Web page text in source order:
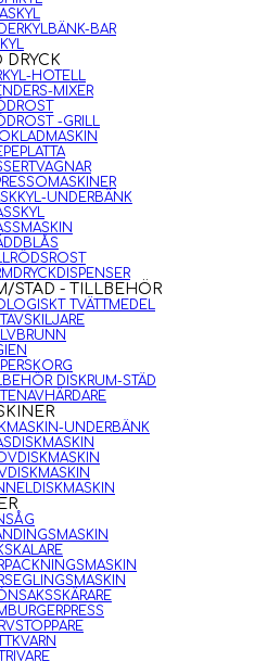
BAR
DRYCK
HOTELL
MIXER
-GRILL
UNDERBÄNK
STÄD - TILLBEHÖR
TVÄTTMEDEL
DISKRUM-STÄD
UNDERBÄNK